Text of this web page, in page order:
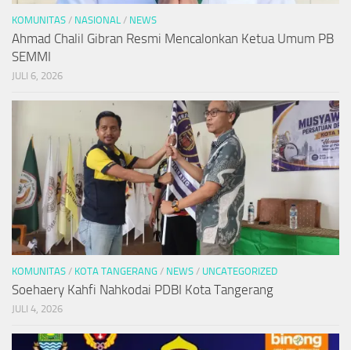
KOMUNITAS / NASIONAL / NEWS
Ahmad Chalil Gibran Resmi Mencalonkan Ketua Umum PB
SEMMI
JULI 6, 2026
KOMUNITAS / KOTA TANGERANG / NEWS / UNCATEGORIZED
Soehaery Kahfi Nahkodai PDBI Kota Tangerang
JULI 4, 2026